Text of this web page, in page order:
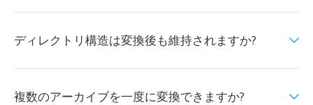
ディレクトリ構造は変換後も維持されますか?
複数のアーカイブを一度に変換できますか?